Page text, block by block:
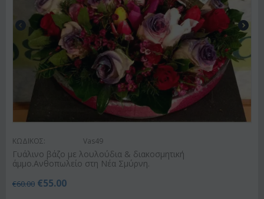
ΚΩΔΙΚΟΣ: Vas49
Γυάλινο βάζο με λουλούδια & διακοσμητική
άμμο.Ανθοπωλείο στη Νέα Σμύρνη.
€60.00 €55.00